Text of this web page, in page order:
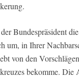
Bundespräsident
um, in Ihrer
von den
bekomme.